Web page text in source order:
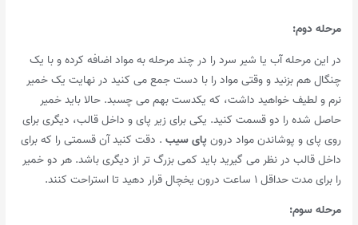
مرحله دوم:
در این مرحله آب یا شیر سرد را در چند مرحله به مواد اضافه کرده و با یک
چنگال هم بزنید و وقتی مواد را با دست جمع می کنید در نهایت یک خمیر
نرم و لطیف خواهید داشت، که یکدست بهم می چسبد. حالا باید خمیر
حاصل شده را دو قسمت کنید. یکی برای زیر پای و داخل قالب، دیگری برای
روی پای و پوشاندن مواد درونپای سیب . دقت کنید آن قسمتی را که برای
داخل قالب در نظر می گیرید باید کمی بزرگ تر از دیگری باشد. هر دو خمیر
را برای مدت حداقل ۱ ساعت درون یخچال قرار دهید تا استراحت کنند.
مرحله سوم: